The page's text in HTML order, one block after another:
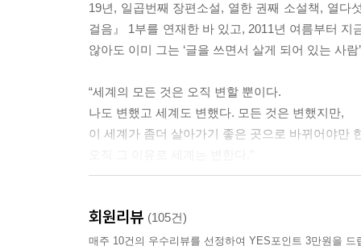
19년, 일곱번째 장편소설, 열한 권째 소설책, 열다
걸음』 1부를 연재한 바 있고, 2011년 여름부터
않아도 이미 그는 ‘글을 쓰면서 살게 되어 있는 사
“세계의 모든 것은 오직 변할 뿐이다.
나도 변했고 세계도 변했다. 모든 것은 변했지만,
이 세계가 좀더 살아가기 좋은 곳으로 바뀌어야만
있는 무허가였으면 좋겠다고 노래하던 젊은 시
35미터의 크레인 위에서 농성을 벌인 노동운
회원리뷰 (105건)
매주 10건의 우수리뷰를 선정하여 YES포인트 3만원을 드